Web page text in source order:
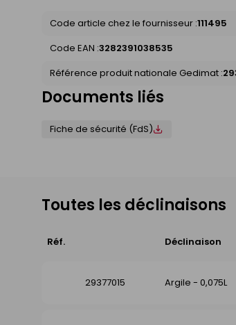
Code article chez le fournisseur :111495
Code EAN :3282391038535
Référence produit nationale Gedimat :
Documents liés
Fiche de sécurité (FdS)
Toutes les déclinaisons
Réf. Déclinaison
29377015 Argile - 0,075L